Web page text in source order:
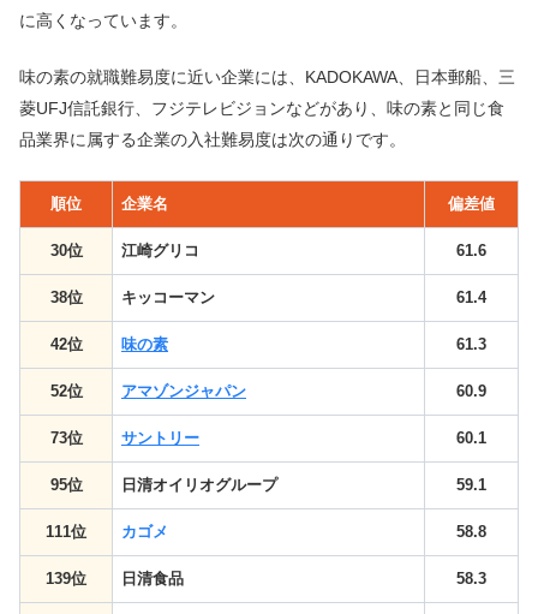
に高くなっています。
味の素の就職難易度に近い企業には、KADOKAWA、日本郵船、三
菱UFJ信託銀行、フジテレビジョンなどがあり、味の素と同じ食
品業界に属する企業の入社難易度は次の通りです。
順位 企業名 偏差値
30位 江崎グリコ 61.6
38位 キッコーマン 61.4
42位 味の素 61.3
52位 アマゾンジャパン 60.9
73位 サントリー 60.1
95位 日清オイリオグループ 59.1
111位 カゴメ 58.8
139位 日清食品 58.3